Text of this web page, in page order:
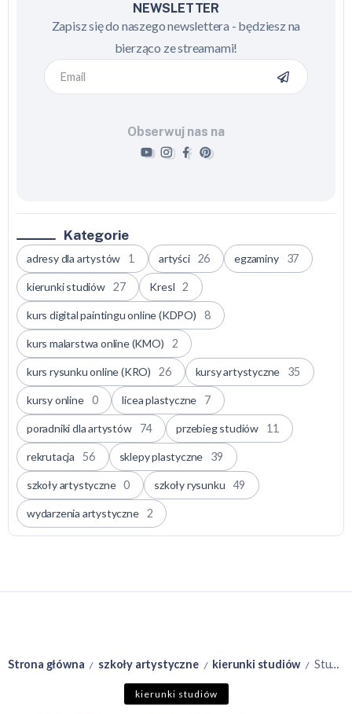
NEWSLETTER
Zapisz się do naszego newslettera - będziesz na
bierząco ze streamami!
Obserwuj nas na
Kategorie
adresy dla artystów 1 artyści 26 egzaminy 37
kierunki studiów 27 Kresl 2
kurs digital paintingu online (KDPO) 8
kurs malarstwa online (KMO) 2
kurs rysunku online (KRO) 26 kursy artystyczne 35
kursy online 0 licea plastyczne 7
poradniki dla artystów 74 przebieg studiów 11
rekrutacja 56 sklepy plastyczne 39
szkoły artystyczne 0 szkoły rysunku 49
wydarzenia artystyczne 2
Strona główna / szkoły artystyczne / kierunki studiów / Studia architektoniczne w Szkocji, Glasgow.
kierunki studiów